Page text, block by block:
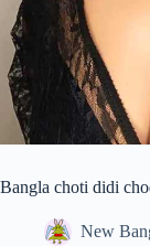
Bangla choti didi choda
New